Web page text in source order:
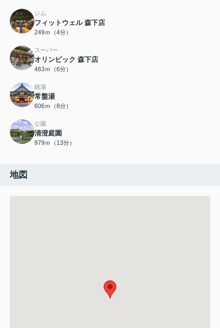
ジム
フィットウェル 森下店
249ｍ（4分）
スーパー
オリンピック 森下店
463ｍ（6分）
銭湯
常盤湯
606ｍ（8分）
公園
清澄庭園
979ｍ（13分）
地図